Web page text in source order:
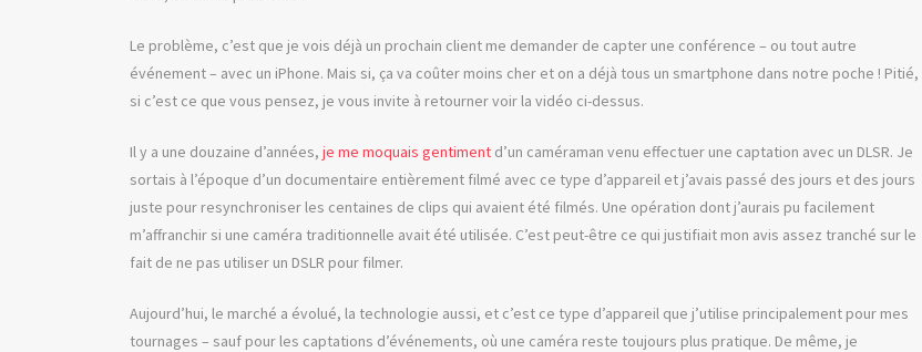
Le problème, c’est que je vois déjà un prochain client me demander de capter une conférence – ou tout autre
événement – avec un iPhone. Mais si, ça va coûter moins cher et on a déjà tous un smartphone dans notre poche ! Pitié,
si c’est ce que vous pensez, je vous invite à retourner voir la vidéo ci-dessus.
Il y a une douzaine d’années, je me moquais gentiment d’un caméraman venu effectuer une captation avec un DLSR. Je
sortais à l’époque d’un documentaire entièrement filmé avec ce type d’appareil et j’avais passé des jours et des jours
juste pour resynchroniser les centaines de clips qui avaient été filmés. Une opération dont j’aurais pu facilement
m’affranchir si une caméra traditionnelle avait été utilisée. C’est peut-être ce qui justifiait mon avis assez tranché sur le
fait de ne pas utiliser un DSLR pour filmer.
Aujourd’hui, le marché a évolué, la technologie aussi, et c’est ce type d’appareil que j’utilise principalement pour mes
tournages – sauf pour les captations d’événements, où une caméra reste toujours plus pratique. De même, je